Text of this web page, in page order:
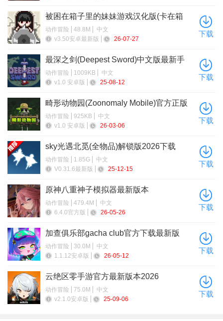
被困在箱子里的妹妹游戏汉化版(卡在箱
子里的女孩)
动作冒险 48.8M
中文
v3.50安卓最新版
26-07-27
下载
最深之剑(Deepest Sword)中文版最新手
机版
动作冒险 1009KB
中文
v1.0 安卓版
25-08-12
下载
畸形动物园(Zoonomaly Mobile)官方正版
手机版
动作冒险 925KB
中文
v1.0 安卓版
26-03-06
下载
sky光遇北觅(全物品)解锁版2026下载
动作冒险 1.85G
中文
V0.31.6最新版
25-12-15
下载
原神八重神子模拟器最新版本
动作冒险 479.4M
中文
6.4.0官方版
26-05-26
下载
加查俱乐部gacha club官方下载最新版
动作冒险 30.0M
中文
1.1.12安卓版
26-05-12
下载
云绝区零手游官方最新版本2026
动作冒险 75.0M
中文
v2.1.0安卓版
25-09-06
下载